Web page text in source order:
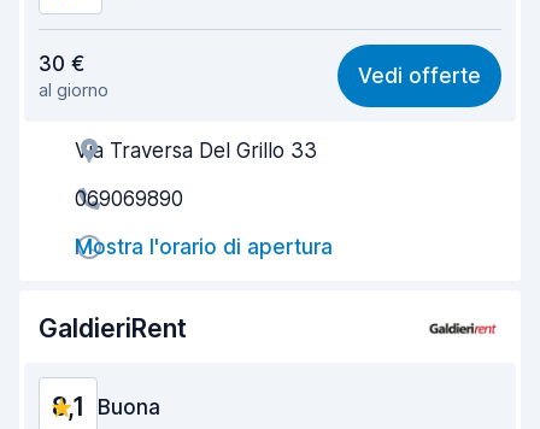
8,1
Facile da trovare 8,2
Gentilezza degli agenti
Rapidità del ritiro
Rapidità della riconsegna
30 €
al giorno
Vedi offerte
Via Traversa Del Grillo 33
069069890
Mostra l'orario di apertura
GaldieriRent
8,1 Buona